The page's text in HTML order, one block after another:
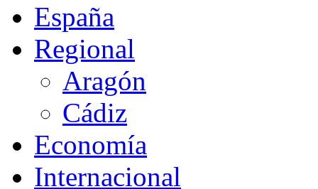
España
Regional
Aragón
Cádiz
Economía
Internacional